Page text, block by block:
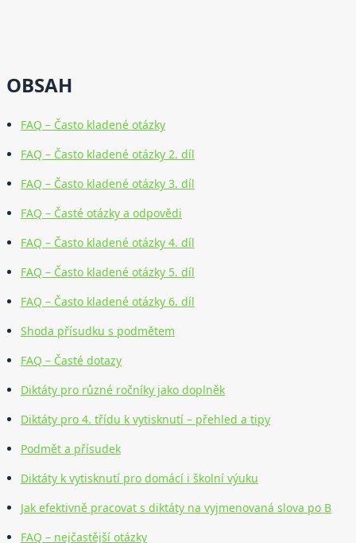
OBSAH
FAQ – Často kladené otázky
FAQ – Často kladené otázky 2. díl
FAQ – Často kladené otázky 3. díl
FAQ – Časté otázky a odpovědi
FAQ – Často kladené otázky 4. díl
FAQ – Často kladené otázky 5. díl
FAQ – Často kladené otázky 6. díl
Shoda přísudku s podmětem
FAQ – Časté dotazy
Diktáty pro různé ročníky jako doplněk
Diktáty pro 4. třídu k vytisknutí – přehled a tipy
Podmět a přísudek
Diktáty k vytisknutí pro domácí i školní výuku
Jak efektivně pracovat s diktáty na vyjmenovaná slova po B
FAQ – nejčastější otázky